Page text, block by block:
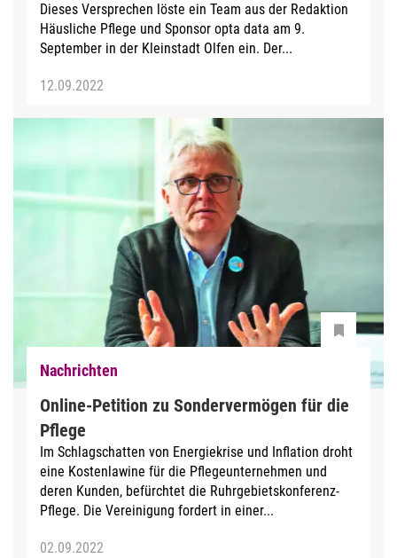
Dieses Versprechen löste ein Team aus der Redaktion
Häusliche Pflege und Sponsor opta data am 9.
September in der Kleinstadt Olfen ein. Der...
12.09.2022
Nachrichten
Online-Petition zu Sondervermögen für die
Pflege
Im Schlagschatten von Energiekrise und Inflation droht
eine Kostenlawine für die Pflegeunternehmen und
deren Kunden, befürchtet die Ruhrgebietskonferenz-
Pflege. Die Vereinigung fordert in einer...
02.09.2022